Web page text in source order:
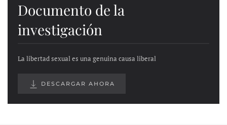
Documento de la
investigación
La libertad sexual es una genuina causa liberal
DESCARGAR AHORA